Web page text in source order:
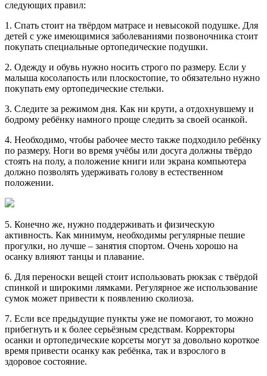
следующих правил:
1. Спать стоит на твёрдом матрасе и невысокой подушке. Для
детей с уже имеющимися заболеваниями позвоночника стоит
покупать специальные ортопедические подушки.
2. Одежду и обувь нужно носить строго по размеру. Если у
малыша косолапость или плоскостопие, то обязательно нужно
покупать ему ортопедические стельки.
3. Следите за режимом дня. Как ни крути, а отдохнувшему и
бодрому ребёнку намного проще следить за своей осанкой.
4. Необходимо, чтобы рабочее место также подходило ребёнку
по размеру. Ноги во время учёбы или досуга должны твёрдо
стоять на полу, а положение книги или экрана компьютера
должно позволять удерживать голову в естественном
положении.
5. Конечно же, нужно поддерживать и физическую
активность. Как минимум, необходимы регулярные пешие
прогулки, но лучше – занятия спортом. Очень хорошо на
осанку влияют танцы и плавание.
6. Для переноски вещей стоит использовать рюкзак с твёрдой
спинкой и широкими лямками. Регулярное же использование
сумок может привести к появлению сколиоза.
7. Если все предыдущие пункты уже не помогают, то можно
прибегнуть и к более серьёзным средствам. Корректоры
осанки и ортопедические корсеты могут за довольно короткое
время привести осанку как ребёнка, так и взрослого в
здоровое состояние.